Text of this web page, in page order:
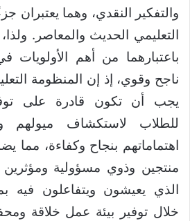
والتفكير النقدي، وهما يعتبران
التعليمي الحديث والمعاصر.
باعتبارهما من أهم الأولويات
ناجح وقوي، إذ إن المنظومة
يجب أن تكون قادرة على
للطلاب لاستكشاف ميولهم
اهتماماتهم بنجاح وكفاءة، مما
منتجين وذوي مسؤولية ومؤثرين
الذي يعيشون ويتفاعلون فيه
خلال توفير بيئة عمل خلاقة